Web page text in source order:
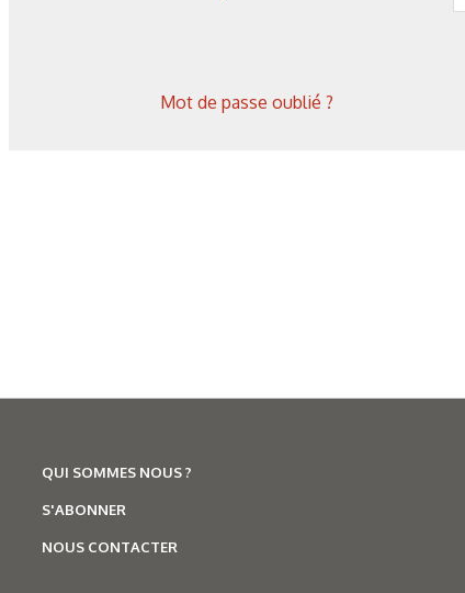
Mot de passe oublié ?
QUI SOMMES NOUS ?
S'ABONNER
NOUS CONTACTER